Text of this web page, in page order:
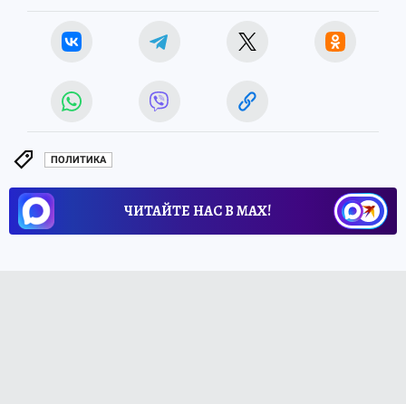
ПОЛИТИКА
ЧИТАЙТЕ НАС В МАХ!